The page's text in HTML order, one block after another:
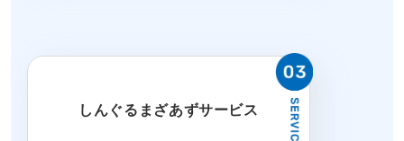
しんぐるまざあずサービス